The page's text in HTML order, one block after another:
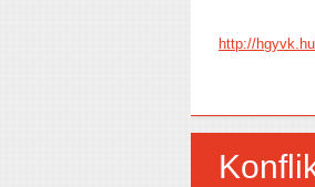
http://